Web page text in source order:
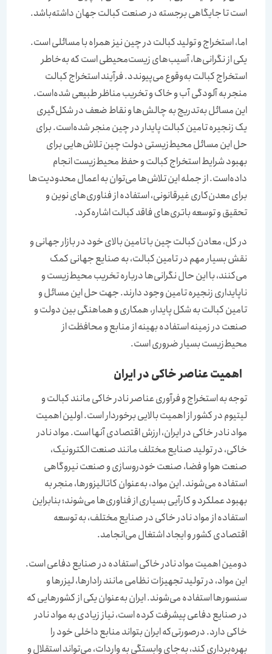
است تا جایگاهی برجسته در صنعت کبالت جهان داشته‌باشد.
اما، استخراج و تولید کبالت در چین نیز همراه با مسائلی است.
یکی از نگرانی‌ها، آسیب‌‌‌‌‌‌های زیست‌محیطی است که به‌خاطر
استخراج کبالت به‌وقوع می‌‌‌‌‌‌پیوندد. فرآیند استخراج کبالت
منجر به آلودگی آب و خاک و تخریب مناظر طبیعی شده‌است.
این مسائل به‌تدریج به چالش‌ها و نقاط ضعف در شکل‌‌‌‌‌‌گیری
یک زنجیره تامین کبالت پایدار در چین منجر شده‌است. برای
حل این مسائل محیط‌‌‌‌‌‌زیستی دولت چین تلاش‌هایی برای
بهبود شرایط استخراج کبالت و حفظ محیط‌زیست انجام
داده‌است. از جمله این تلاش‌ها می‌توان به اعمال محدودیت‌ها
برای معدن‌کاری غیرقانونی، استفاده از فناوری‌های نوین و
تحقیق و توسعه باتری‌‌‌‌‌‌های فاقد کبالت اشاره‌کرد.
در کل، معادن کبالت چین با تامین بالای خود در بازار جهانی و
نقش بسیار مهم در تامین کبالت، به صنایع جهانی کمک
می‌کنند، با این حال نگرانی‌ها درباره تخریب محیط‌زیست و
ناپایداری زنجیره تامین وجود دارند. جهت حل این مسائل و
تامین کبالت به شکل پایدار، همکاری و هماهنگی بین دولت و
صنعت در زمینه استفاده بهینه از منابع و محافظت از
محیط‌زیست بسیار ضروری است.
اهمیت عناصر خاکی در ایران
توجه به استخراج و فرآوری عناصر نادر خاکی مانند کبالت و
لیتیوم در کشور از اهمیت بالایی برخوردار است. اولین اهمیت
مواد نادر خاکی در ایران، ارزش اقتصادی آنها است. مواد نادر
خاکی، در تولید صنایع مختلف مانند صنعت الکترونیک،
صنعت هوا و فضا، صنعت خودروسازی و صنعت نیروگاهی
استفاده می‌شوند. این مواد، به‌عنوان کاتالیزورها، منجر به
بهبود عملکرد و کارآیی بسیاری از فناوری‌ها می‌شوند؛ بنابراین‌
استفاده از مواد نادر خاکی در صنایع مختلف، به توسعه
اقتصادی کشور و ایجاد اشتغال می‌‌‌‌‌‌انجامد.
دومین اهمیت مواد نادر خاکی استفاده در صنایع دفاعی است.
این مواد، در تولید تجهیزات نظامی مانند رادارها، لیزرها و
سنسورها استفاده می‌شوند. ایران به‌عنوان یکی از کشورهایی که
در صنایع دفاعی پیشرفت کرده است، نیاز زیادی به مواد نادر
خاکی دارد. درصورتی‌که ایران بتواند منابع داخلی خود را
بهره‌‌‌‌‌‌برداری کند، به‌‌‌‌‌‌جای وابستگی به واردات، می‌تواند استقلال و